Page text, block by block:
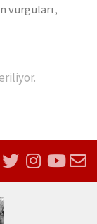
vurguları,